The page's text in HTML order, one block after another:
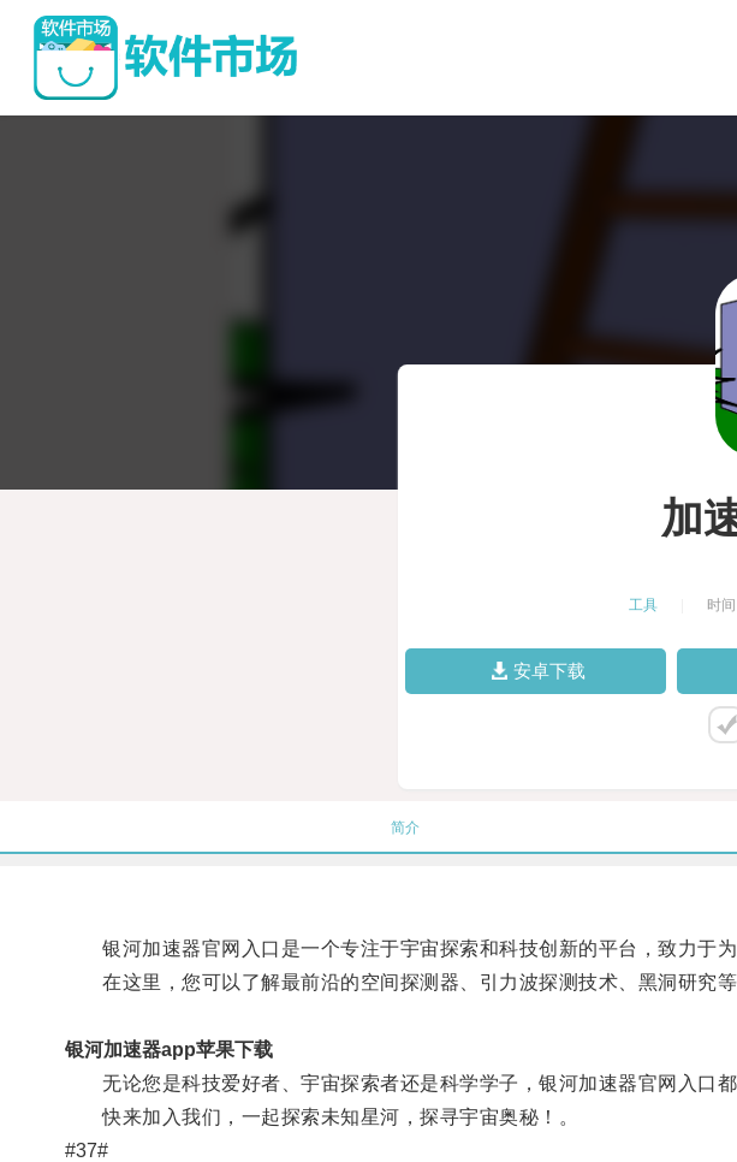
加
工具 时
安卓下载
简介
银河加速器官网入口是一个专注于宇宙探索和科技创新的平台，致力于为
在这里，您可以了解最前沿的空间探测器、引力波探测技术、黑洞研究等
银河加速器app苹果下载
无论您是科技爱好者、宇宙探索者还是科学学子，银河加速器官网入口都
快来加入我们，一起探索未知星河，探寻宇宙奥秘！。
#37#